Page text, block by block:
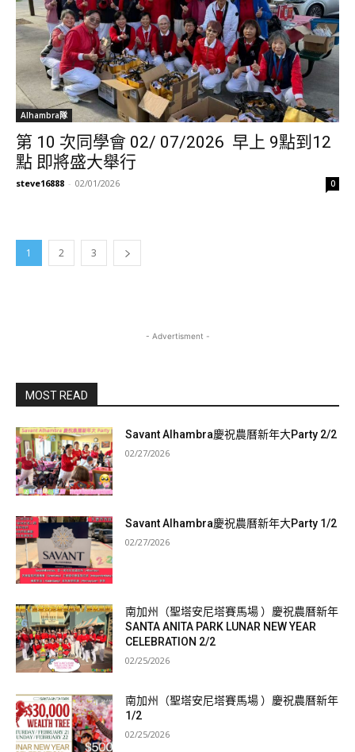
Alhambra隊
第 10 次同學會 02/ 07/2026 早上 9點到12
點 即將盛大舉行
steve16888 - 02/01/2026 0
1 2 3
- Advertisment -
MOST READ
Savant Alhambra慶祝農曆新年大Party 2/2
02/27/2026
Savant Alhambra慶祝農曆新年大Party 1/2
02/27/2026
南加州（聖塔安尼塔賽馬場 ）慶祝農曆新年
SANTA ANITA PARK LUNAR NEW YEAR
CELEBRATION 2/2
02/25/2026
南加州（聖塔安尼塔賽馬場 ）慶祝農曆新年
1/2
02/25/2026